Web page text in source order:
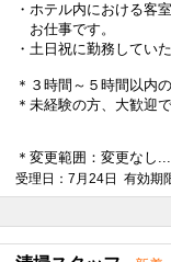
・ホテル内における客
お仕事です。
・土日祝に勤務してい
＊３時間～５時間以内
＊未経験の方、大歓迎で
＊変更範囲：変更なし
受理日：7月24日 有効期